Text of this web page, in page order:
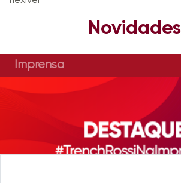
Novidades
Imprensa